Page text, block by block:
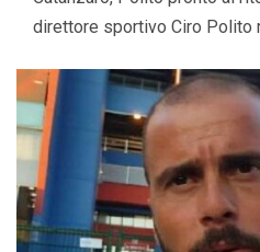
direttore sportivo Ciro Polito